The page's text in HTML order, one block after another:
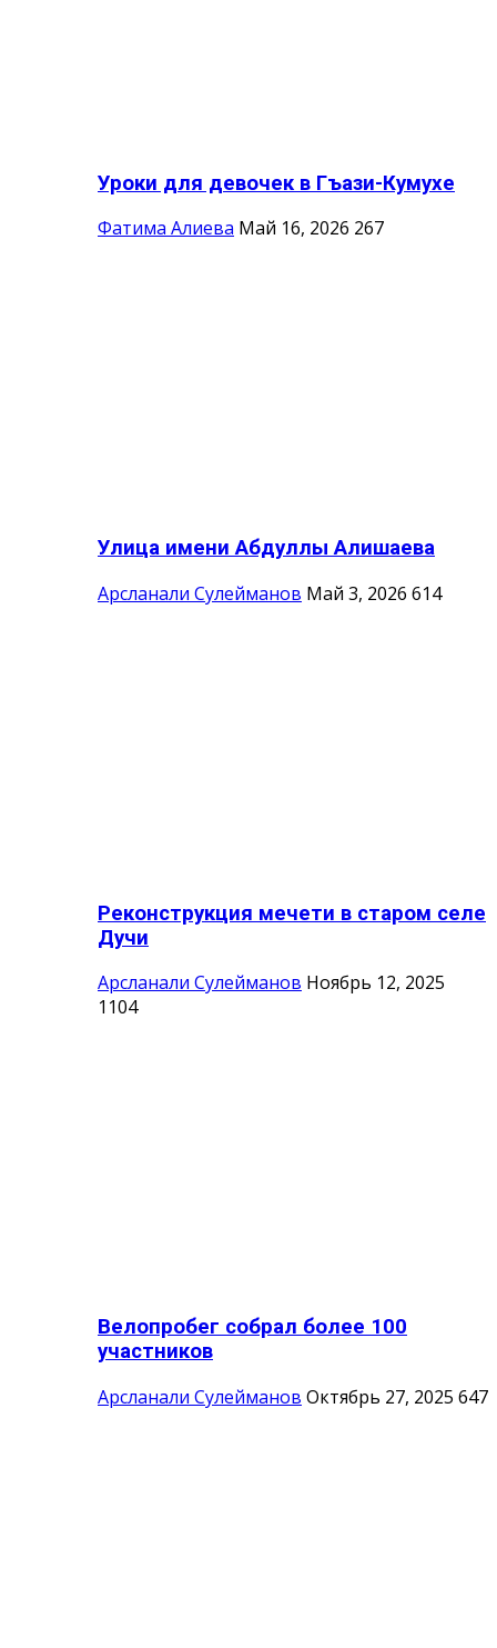
Уроки для девочек в Гъази-Кумухе
Фатима Алиева Май 16, 2026 267
Улица имени Абдуллы Алишаева
Арсланали Сулейманов Май 3, 2026 614
Реконструкция мечети в старом селе
Дучи
Арсланали Сулейманов Ноябрь 12, 2025
1104
Велопробег собрал более 100
участников
Арсланали Сулейманов Октябрь 27, 2025 647